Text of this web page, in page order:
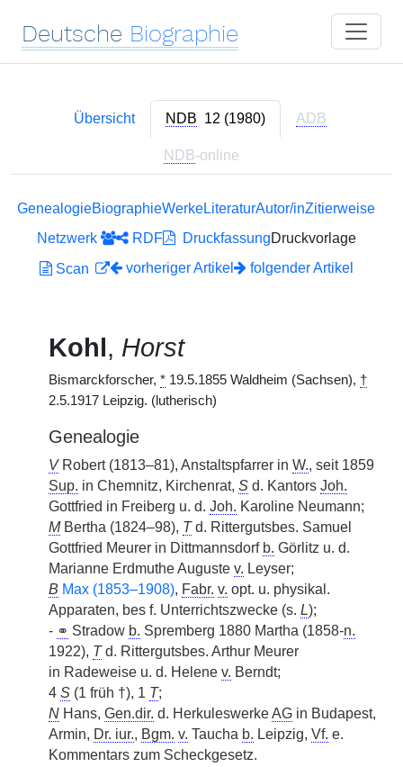
Deutsche Biographie
Übersicht NDB 12 (1980) ADB
NDB-online
GenealogieBiographieWerkeLiteraturAutor/inZitierweise
Netzwerk
RDF DruckfassungDruckvorlage
Scan
vorheriger Artikel folgender Artikel
Kohl, Horst
Bismarckforscher, * 19.5.1855 Waldheim (Sachsen), †
2.5.1917 Leipzig. (lutherisch)
Genealogie
VRobert (1813–81), Anstaltspfarrer in W., seit 1859
Sup. in Chemnitz, Kirchenrat, S d. Kantors Joh.
Gottfried in Freiberg u. d. Joh. Karoline Neumann;
MBertha (1824–98), Td. Rittergutsbes. Samuel
Gottfried Meurer in Dittmannsdorf b. Görlitz u. d.
Marianne Erdmuthe Auguste v. Leyser;
B Max (1853–1908), Fabr. v. opt. u. physikal.
Apparaten, bes f. Unterrichtszwecke (s. L);
- ⚭ Stradow b. Spremberg 1880 Martha (1858-n.
1922), Td. Rittergutsbes. Arthur Meurer
in Radeweise u. d. Helene v. Berndt;
4 S (1 früh †), 1 T;
N Hans, Gen.dir. d. HerkuleswerkeAG in Budapest,
Armin, Dr. iur., Bgm. v. Taucha b. Leipzig, Vf. e.
Kommentars zum Scheckgesetz.